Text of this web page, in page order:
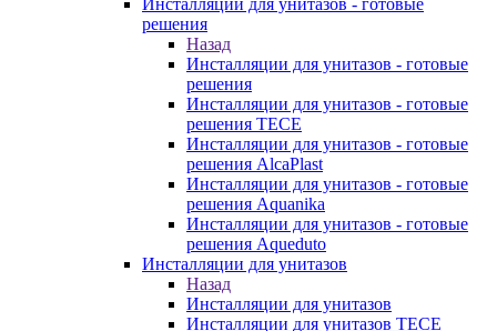
Инсталляции для унитазов - готовые
решения
Назад
Инсталляции для унитазов - готовые
решения
Инсталляции для унитазов - готовые
решения TECE
Инсталляции для унитазов - готовые
решения AlcaPlast
Инсталляции для унитазов - готовые
решения Aquanika
Инсталляции для унитазов - готовые
решения Aqueduto
Инсталляции для унитазов
Назад
Инсталляции для унитазов
Инсталляции для унитазов TECE